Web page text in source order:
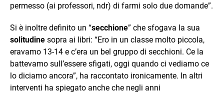
permesso (ai professori, ndr) di farmi solo due domande”.
Si è inoltre definito un “secchione” che sfogava la sua
solitudine sopra ai libri: “Ero in un classe molto piccola,
eravamo 13-14 e c’era un bel gruppo di secchioni. Ce la
battevamo sull’essere sfigati, oggi quando ci vediamo ce
lo diciamo ancora”, ha raccontato ironicamente. In altri
interventi ha spiegato anche che negli anni